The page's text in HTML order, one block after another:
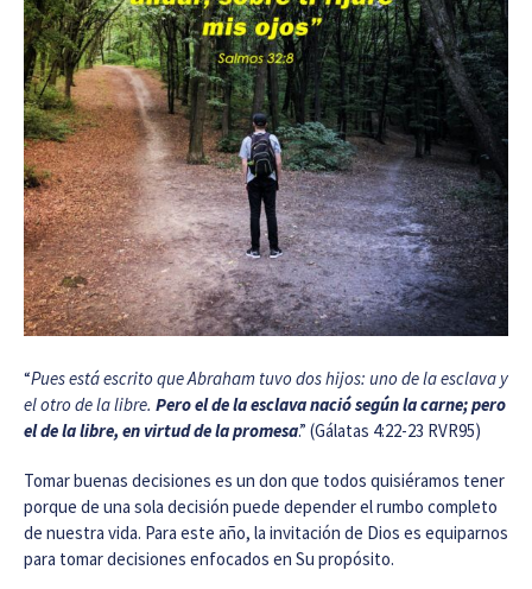
“Pues está escrito que Abraham tuvo dos hijos: uno de la esclava y
el otro de la libre. Pero el de la esclava nació según la carne; pero
el de la libre, en virtud de la promesa.” (Gálatas 4:22-23 RVR95)
Tomar buenas decisiones es un don que todos quisiéramos tener
porque de una sola decisión puede depender el rumbo completo
de nuestra vida. Para este año, la invitación de Dios es equiparnos
para tomar decisiones enfocados en Su propósito.